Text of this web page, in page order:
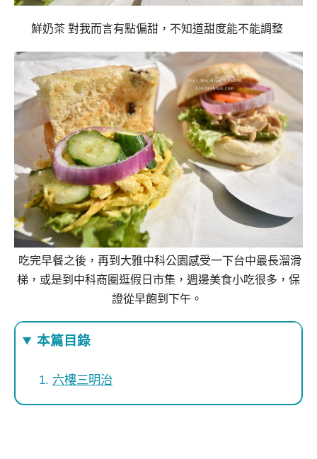
鮮奶茶 對我而言有點偏甜，不知道甜度能不能調整
吃完早餐之後，再到大雅中科公園感受一下台中最長溜滑
梯，或是到中科商圈逛假日市集，週邊美食小吃很多，保
證從早飽到下午。
本篇目錄
六樓三明治